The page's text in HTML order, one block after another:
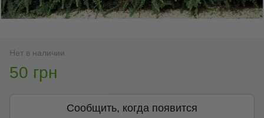
Нет в наличии
50 грн
Сообщить, когда появится